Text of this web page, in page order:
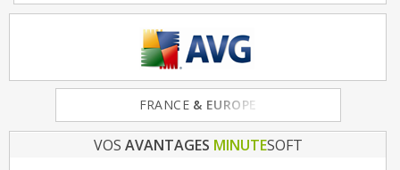
FRANCE & EUROPE
VOS AVANTAGES MINUTESOFT